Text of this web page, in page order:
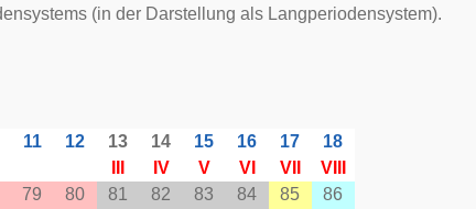
(in der Darstellung als Langperiodensystem).
11 12 13 14 15 16 17
18
IV V VI VII
VIII
79
80
81
82
83
84
85
86